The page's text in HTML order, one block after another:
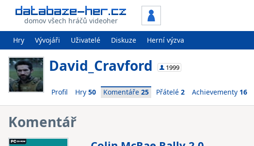
domov všech hráčů videoher
Hry Vývojáři Uživatelé Diskuze Herní výzva
David_Cravford 1999
Profil Hry 50 Komentáře 25 Přátelé 2 Achievementy 16
Komentář